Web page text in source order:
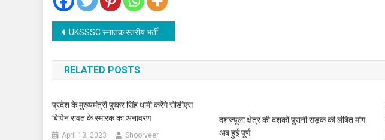
Post
navigation
UKSSSC स्नातक स्तरीय भर्ती परीक्षा रद्द
RELATED POSTS
प्रदेश के मुख्यमंत्री पुष्कर सिंह धामी करेंगे सीडीएस
बिपिन रावत के स्मारक का अनावरण
April 13, 2023 Shoorveer
दशज्यूला क्षेत्र की दशकों पुरानी सड़क की लंबित मांग
अब हुई पूर्ण